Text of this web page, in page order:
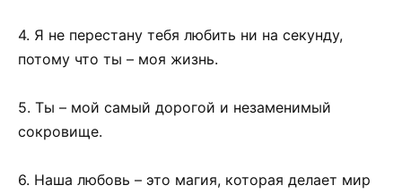
4. Я не перестану тебя любить ни на секунду,
потому что ты – моя жизнь.
5. Ты – мой самый дорогой и незаменимый
сокровище.
6. Наша любовь – это магия, которая делает мир